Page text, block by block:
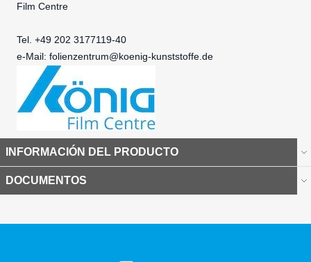
Film Centre
Tel. +49 202 3177119-40
e-Mail: folienzentrum@koenig-kunststoffe.de
INFORMACIÓN DEL PRODUCTO
DOCUMENTOS